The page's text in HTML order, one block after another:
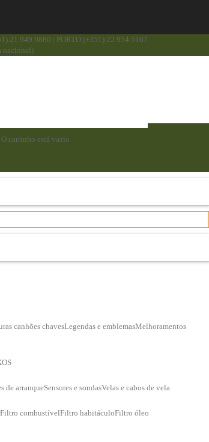
21 949 9880 | PORTO (+351) 22 954 5167
nacional)
O carrinho está vazio
canhões chavesLegendas e emblemasMelhoramentos
de arranqueSensores e sondasVelas e cabos de vela
Filtro combustívelFiltro habitáculoFiltro óleo